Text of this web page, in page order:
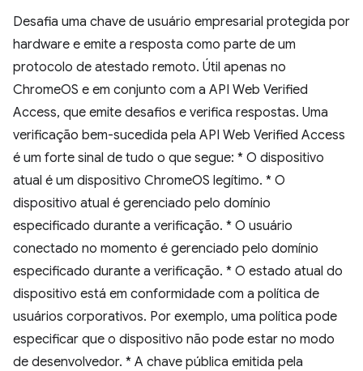
Desafia uma chave de usuário empresarial protegida por
hardware e emite a resposta como parte de um
protocolo de atestado remoto. Útil apenas no
ChromeOS e em conjunto com a API Web Verified
Access, que emite desafios e verifica respostas. Uma
verificação bem-sucedida pela API Web Verified Access
é um forte sinal de tudo o que segue: * O dispositivo
atual é um dispositivo ChromeOS legítimo. * O
dispositivo atual é gerenciado pelo domínio
especificado durante a verificação. * O usuário
conectado no momento é gerenciado pelo domínio
especificado durante a verificação. * O estado atual do
dispositivo está em conformidade com a política de
usuários corporativos. Por exemplo, uma política pode
especificar que o dispositivo não pode estar no modo
de desenvolvedor. * A chave pública emitida pela